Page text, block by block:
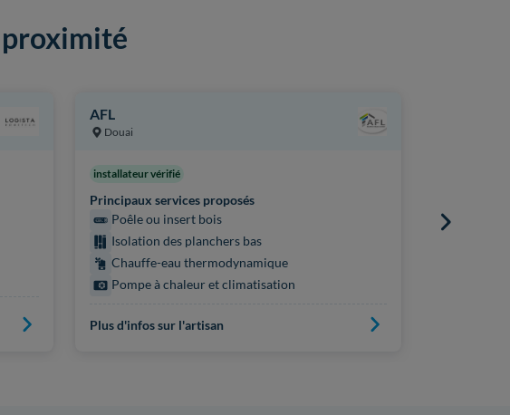
proximité
AFL
Douai
installateur vérifié
Principaux services proposés
Poêle ou insert bois
Isolation des planchers bas
Chauffe-eau thermodynamique
Pompe à chaleur et climatisation
Plus d'infos sur l'artisan